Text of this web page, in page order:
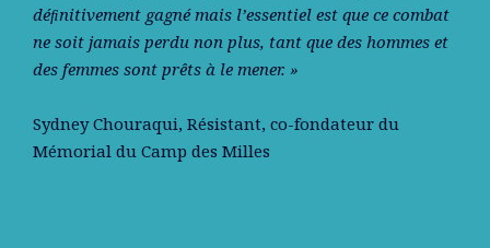
déﬁnitivement gagné mais l’essentiel est que ce combat
ne soit jamais perdu non plus, tant que des hommes et
des femmes sont prêts à le mener. »
Sydney Chouraqui, Résistant, co-fondateur du
Mémorial du Camp des Milles